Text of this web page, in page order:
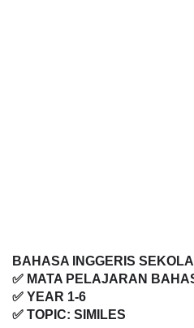
BAHASA INGGERIS
✅ MATA PELAJARAN
✅ YEAR 1-6
✅ TOPIC: SIMILES